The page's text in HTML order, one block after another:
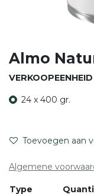
Almo
VERKOOPEENHEID
24 x 400 gr.
Toevoegen aan
Algemene
Type